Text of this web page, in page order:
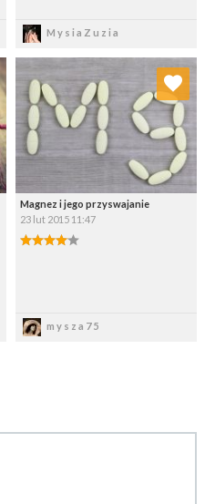
MysiaZuzia
Magnez i jego przyswajanie
23 lut 2015 11:47
4.00/5
mysza75
Dodaj do ulubionych
Wybierz listę: